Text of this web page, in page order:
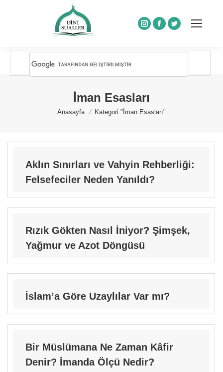
Instagram
Facebook
Twitter
İman Esasları
You are here:
Anasayfa Kategori "İman Esasları"
Aklın Sınırları ve Vahyin Rehberliği:
Felsefeciler Neden Yanıldı?
Rızık Gökten Nasıl İniyor? Şimşek,
Yağmur ve Azot Döngüsü
İslam’a Göre Uzaylılar Var mı?
Bir Müslümana Ne Zaman Kâfir
Denir? İmanda Ölçü Nedir?